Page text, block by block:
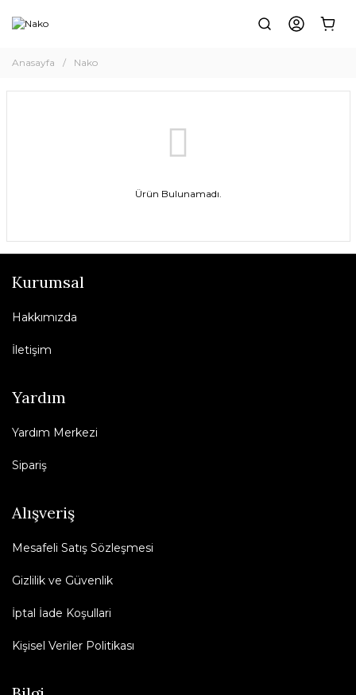
Anasayfa Nako
Ürün Bulunamadı.
Kurumsal
Hakkımızda
İletişim
Yardım
Yardım Merkezi
Sipariş
Alışveriş
Mesafeli Satış Sözleşmesi
Gizlilik ve Güvenlik
İptal İade Koşullari
Kişisel Veriler Politikası